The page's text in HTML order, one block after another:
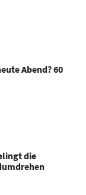
Abend? 60
die